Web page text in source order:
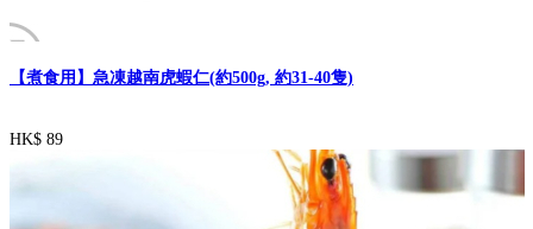
【煮食用】急凍越南虎蝦仁(約500g, 約31-40隻)
HK$ 89